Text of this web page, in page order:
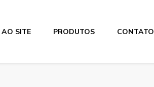
SITE PRODUTOS CONTATO